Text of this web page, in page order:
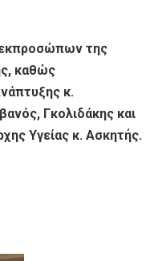
εκπροσώπων της
καθώς
κ.
Γκολιδάκης και
Υγείας κ. Ασκητής.